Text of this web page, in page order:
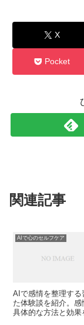
X
Pocket
関連記事
AIで心のセルフケア
AIで感情を整理する
た体験談を紹介。
具体的な方法と効果